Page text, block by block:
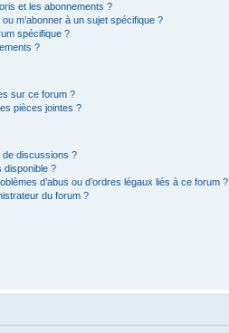
et les abonnements ?
m’abonner à un sujet spécifique ?
spécifique ?
?
sur ce forum ?
pièces jointes ?
de discussions ?
disponible ?
d’abus ou d’ordres légaux liés à ce forum ?
du forum ?